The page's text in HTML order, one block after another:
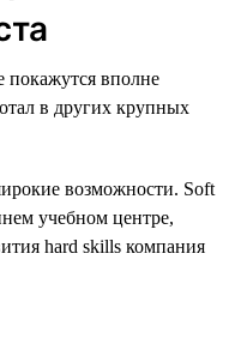
покажутся вполне
в других крупных
возможности. Soft
учебном центре,
hard skills компания